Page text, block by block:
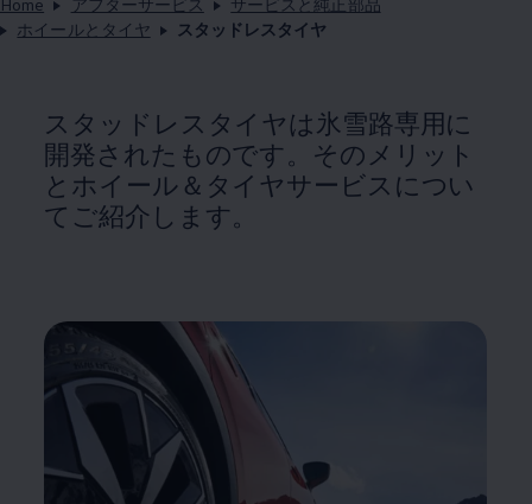
ホイールとタイヤ
スタッドレスタイヤ
スタッドレスタイヤは氷雪路専用に
開発されたものです。そのメリット
とホイール＆タイヤサービスについ
てご紹介します。